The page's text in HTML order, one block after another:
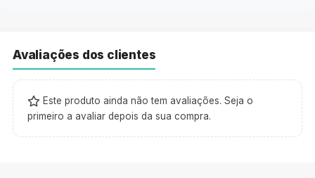
Avaliações dos clientes
Este produto ainda não tem avaliações. Seja o
primeiro a avaliar depois da sua compra.